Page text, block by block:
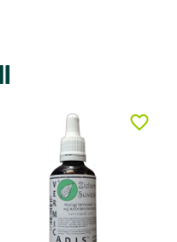
favorite_border